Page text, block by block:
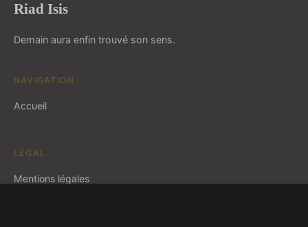
Riad Isis
Demain aura enfin trouvé son sens.
NAVIGATION
Accueil
LÉGAL
Mentions légales